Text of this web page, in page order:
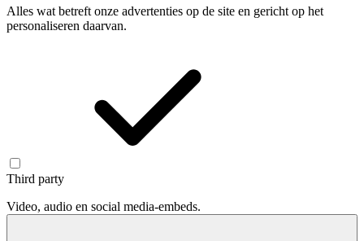
Alles wat betreft onze advertenties op de site en gericht op het
personaliseren daarvan.
Third party
Video, audio en social media-embeds.